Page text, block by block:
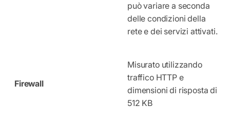
può variare a seconda
delle condizioni della
rete e dei servizi attivati.
Firewall
Misurato utilizzando
traffico HTTP e
dimensioni di risposta di
512 KB